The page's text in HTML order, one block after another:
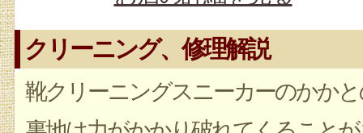
クリーニング、修理解説
靴クリーニングスニーカーのかか